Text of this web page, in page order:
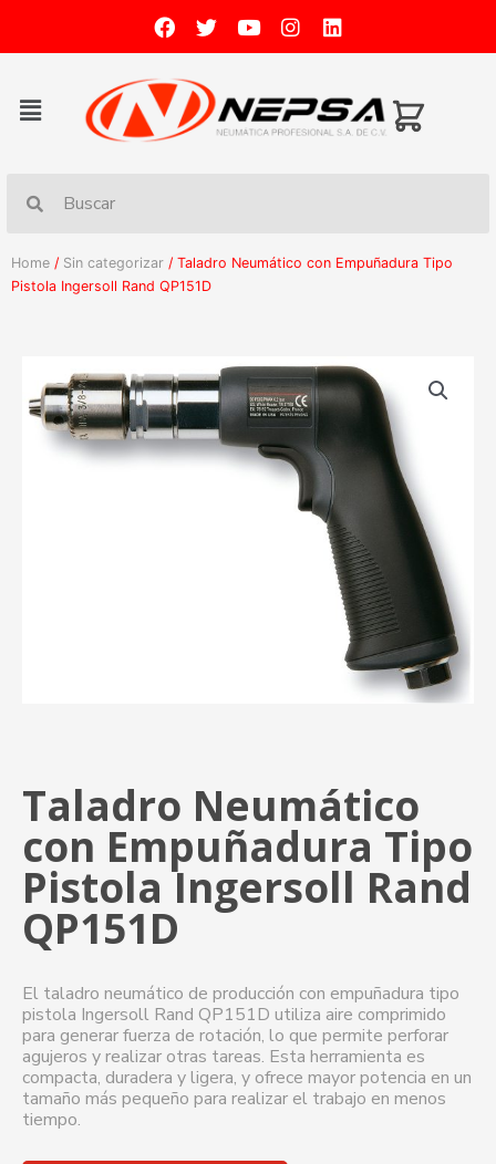
Home / Sin categorizar / Taladro Neumático con Empuñadura Tipo
Pistola Ingersoll Rand QP151D
Taladro Neumático
con Empuñadura Tipo
Pistola Ingersoll Rand
QP151D
El taladro neumático de producción con empuñadura tipo
pistola Ingersoll Rand QP151D utiliza aire comprimido
para generar fuerza de rotación, lo que permite perforar
agujeros y realizar otras tareas. Esta herramienta es
compacta, duradera y ligera, y ofrece mayor potencia en un
tamaño más pequeño para realizar el trabajo en menos
tiempo.